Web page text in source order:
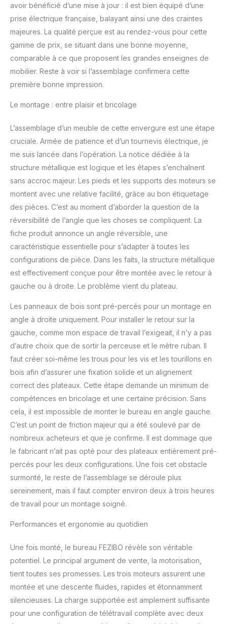
Spacieux】- Grande taille
de 160 cm long et 120 cm
largeur en forme L est
idéal pour le travail et la
acier de qualité
industrielle associé à un
de 150 kg pour soutenir
travail idéal. Il comprend
2 crochets. En plus nous
roulettes pivotantes à
360 degrés avec
fonction de freinage, ce
qui permet de faire
sous les pieds du
bureau. 【Service
Garantie】- Lorsque
vous achetez chez
FEZIBO, nous vous
fournirons le service
professionnel avant et
après votre achat, et
obtenir notre garantie de
30 jours sans risque. Si
vous avez des
à nous contacter!
avoir bénéficié d’une mise à jour : il est bien équipé d’une
prise électrique française, balayant ainsi une des craintes
majeures. La qualité perçue est au rendez-vous pour cette
gamme de prix, se situant dans une bonne moyenne,
comparable à ce que proposent les grandes enseignes de
mobilier. Reste à voir si l’assemblage confirmera cette
première bonne impression.
Le montage : entre plaisir et bricolage
L’assemblage d’un meuble de cette envergure est une étape
cruciale. Armée de patience et d’un tournevis électrique, je
me suis lancée dans l’opération. La notice dédiée à la
structure métallique est logique et les étapes s’enchaînent
sans accroc majeur. Les pieds et les supports des moteurs se
montent avec une relative facilité, grâce au bon étiquetage
des pièces. C’est au moment d’aborder la question de la
réversibilité de l’angle que les choses se compliquent. La
fiche produit annonce un angle réversible, une
caractéristique essentielle pour s’adapter à toutes les
configurations de pièce. Dans les faits, la structure métallique
est effectivement conçue pour être montée avec le retour à
gauche ou à droite. Le problème vient du plateau.
Les panneaux de bois sont pré-percés pour un montage en
angle à droite uniquement. Pour installer le retour sur la
gauche, comme mon espace de travail l’exigeait, il n’y a pas
d’autre choix que de sortir la perceuse et le mètre ruban. Il
faut créer soi-même les trous pour les vis et les tourillons en
bois afin d’assurer une fixation solide et un alignement
correct des plateaux. Cette étape demande un minimum de
compétences en bricolage et une certaine précision. Sans
cela, il est impossible de monter le bureau en angle gauche.
C’est un point de friction majeur qui a été soulevé par de
nombreux acheteurs et que je confirme. Il est dommage que
le fabricant n’ait pas opté pour des plateaux entièrement pré-
percés pour les deux configurations. Une fois cet obstacle
surmonté, le reste de l’assemblage se déroule plus
sereinement, mais il faut compter environ deux à trois heures
de travail pour un montage soigné.
Performances et ergonomie au quotidien
Une fois monté, le bureau FEZIBO révèle son véritable
potentiel. Le principal argument de vente, la motorisation,
tient toutes ses promesses. Les trois moteurs assurent une
montée et une descente fluides, rapides et étonnamment
silencieuses. La charge supportée est amplement suffisante
pour une configuration de télétravail complète avec deux